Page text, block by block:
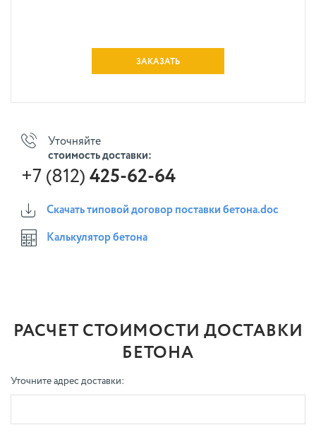
ЗАКАЗАТЬ
Уточняйте
стоимость доставки:
+7 (812) 425-62-64
Скачать типовой договор поставки бетона.doc
Калькулятор бетона
РАСЧЕТ СТОИМОСТИ ДОСТАВКИ
БЕТОНА
Уточните адрес доставки: